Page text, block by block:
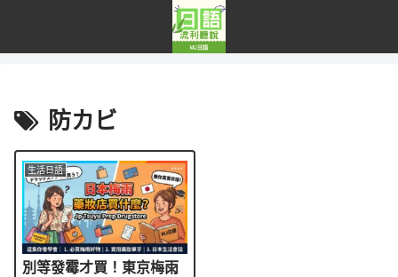
防カビ
生活日語
別等發霉才買！東京梅雨